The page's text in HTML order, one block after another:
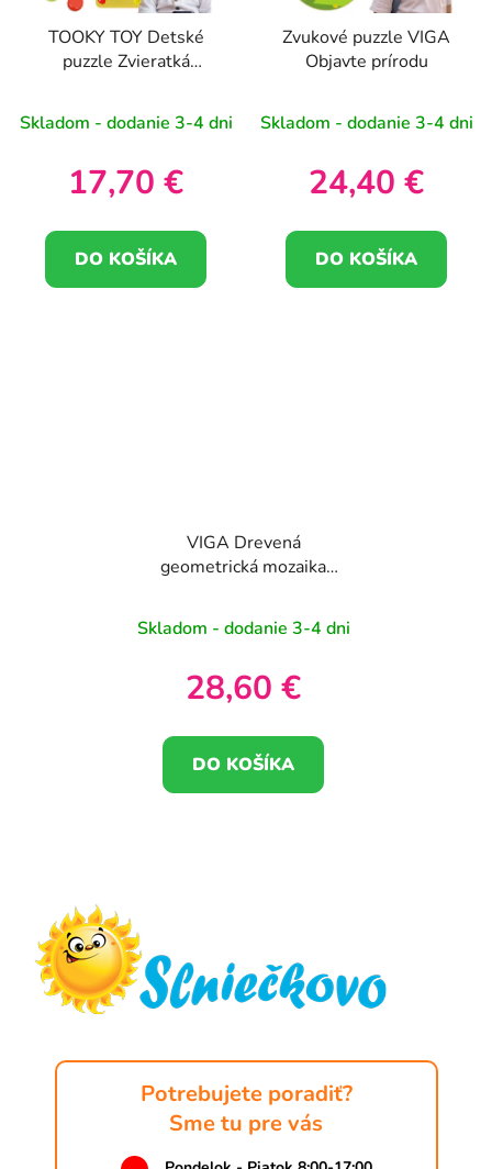
TOOKY TOY Detské
puzzle Zvieratká
tvarov Farby + dosky
Skladom - dodanie 3-4 dni
17,70 €
DO KOŠÍKA
Zvukové puzzle VIGA
Objavte prírodu
Skladom - dodanie 3-4 dni
24,40 €
DO KOŠÍKA
VIGA Drevená
geometrická mozaika
Montessori148 el
Skladom - dodanie 3-4 dni
28,60 €
DO KOŠÍKA
Potrebujete poradiť?
Sme tu pre vás